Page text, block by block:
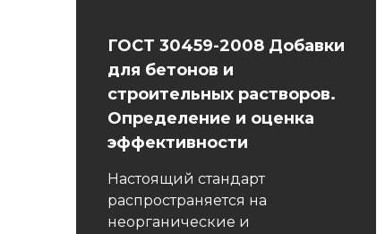
ГОСТ 30459-2008 Добавки
для бетонов и
строительных растворов.
Определение и оценка
эффективности
Настоящий стандарт
распространяется на
неорганические и